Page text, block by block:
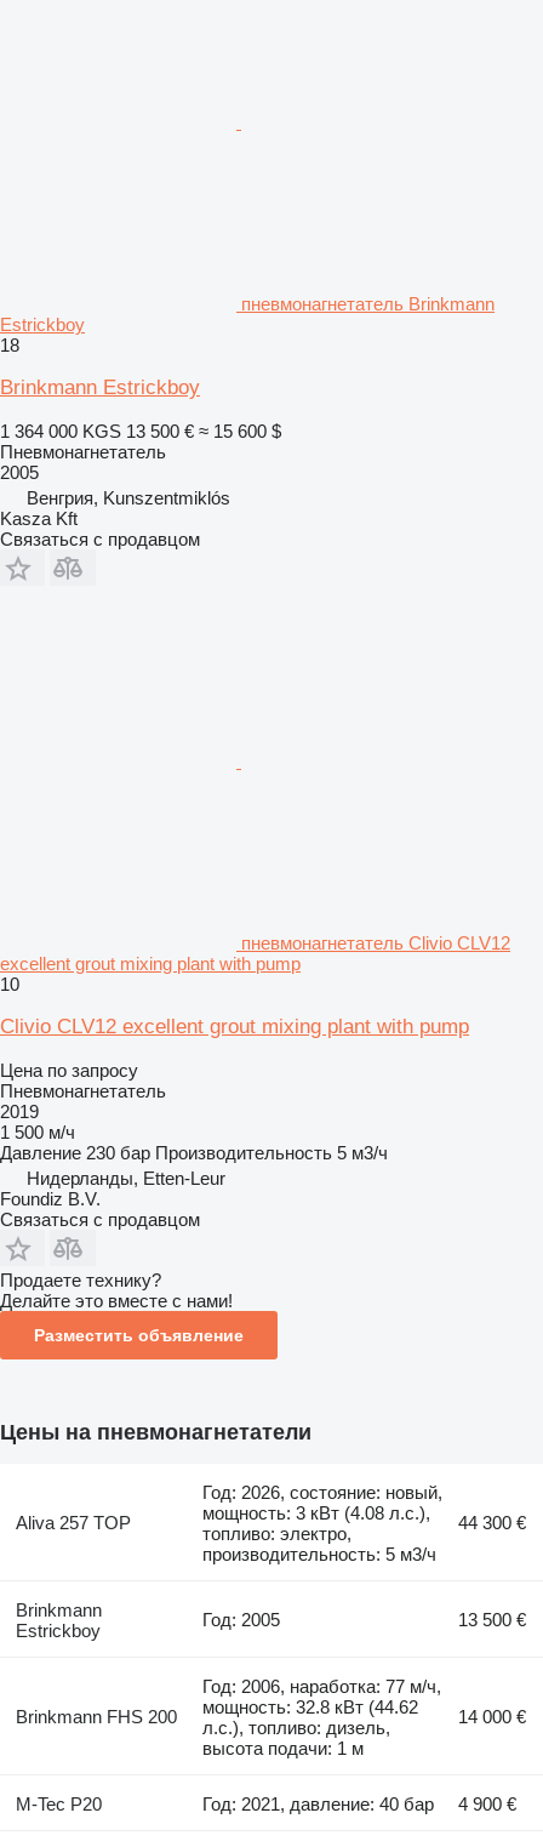
пневмонагнетатель Brinkmann
Estrickboy
18
Brinkmann Estrickboy
1 364 000 KGS 13 500 € ≈ 15 600 $
Пневмонагнетатель
2005
Венгрия, Kunszentmiklós
Kasza Kft
Связаться с продавцом
пневмонагнетатель Clivio CLV12
excellent grout mixing plant with pump
10
Clivio CLV12 excellent grout mixing plant with pump
Цена по запросу
Пневмонагнетатель
2019
1 500 м/ч
Давление 230 бар Производительность 5 м3/ч
Нидерланды, Etten-Leur
Foundiz B.V.
Связаться с продавцом
Продаете технику?
Делайте это вместе с нами!
Разместить объявление
Цены на пневмонагнетатели
Aliva 257 TOP
Год: 2026, состояние: новый,
мощность: 3 кВт (4.08 л.с.),
топливо: электро,
производительность: 5 м3/ч
44 300 €
Brinkmann
Estrickboy
Год: 2005 13 500 €
Brinkmann FHS 200
Год: 2006, наработка: 77 м/ч,
мощность: 32.8 кВт (44.62
л.с.), топливо: дизель,
высота подачи: 1 м
14 000 €
M-Tec P20 Год: 2021, давление: 40 бар 4 900 €